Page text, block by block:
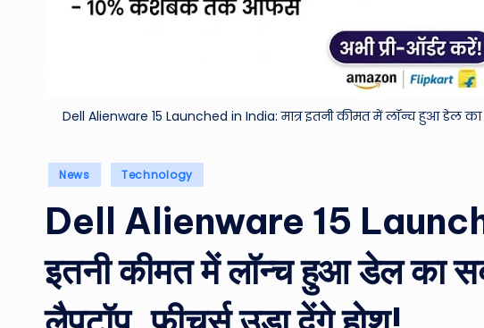
Dell Alienware 15 Launched in India: मात्र इतनी कीमत में लॉन्च हुआ डेल
Posted
News Technology
Dell Alienware 15
इतनी कीमत में लॉन्च हुआ डेल का